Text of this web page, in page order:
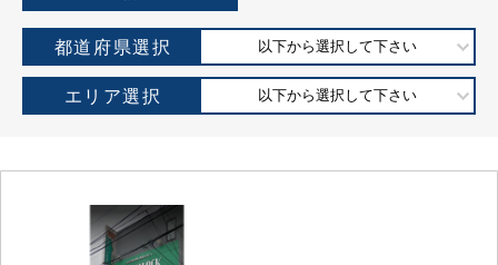
都道府県選択 以下から選択して下さい
エリア選択 以下から選択して下さい